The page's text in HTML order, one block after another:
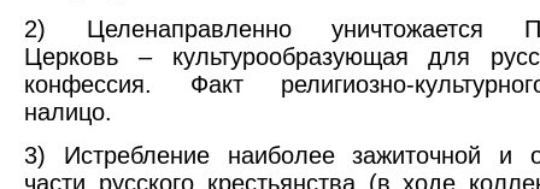
2) Целенаправленно уничтожается
Церковь – культурообразующая для
конфессия. Факт религиозно-
налицо.
3) Истребление наиболее зажиточной и
части русского крестьянства (в ходе